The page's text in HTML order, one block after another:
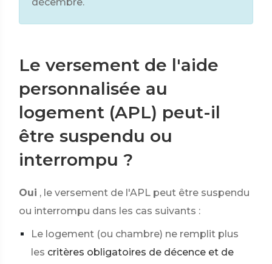
Le versement de l'aide
personnalisée au
logement (APL) peut-il
être suspendu ou
interrompu ?
Oui , le versement de l'APL peut être suspendu
ou interrompu dans les cas suivants :
Le logement (ou chambre) ne remplit plus
les critères obligatoires de décence et de